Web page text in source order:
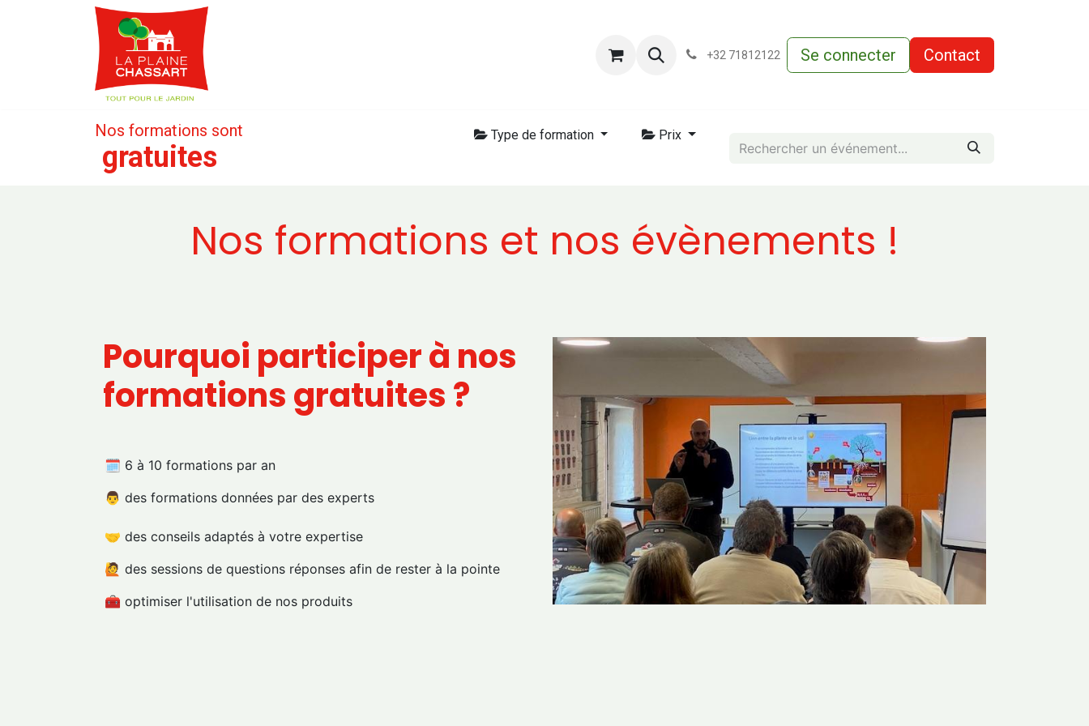
Conditions-generales-de-vente
+32 71812122 Se connecter Contact
Nos formations sont
gratuites
Type de formation Prix
Nos formations et nos évènements !
Pourquoi participer à nos
formations gratuites ?
🗓️ 6 à 10 formations par an
👨 des formations données par des experts
🤝 des conseils adaptés à votre expertise
🙋 des sessions de questions réponses afin de rester à la pointe
🧰 optimiser l'utilisation de nos produits